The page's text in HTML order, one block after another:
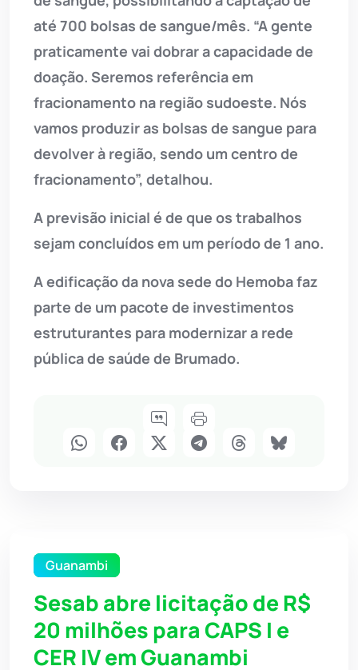
até 700 bolsas de sangue/mês. “A gente
praticamente vai dobrar a capacidade de
doação. Seremos referência em
fracionamento na região sudoeste. Nós
vamos produzir as bolsas de sangue para
devolver à região, sendo um centro de
fracionamento”, detalhou.
A previsão inicial é de que os trabalhos
sejam concluídos em um período de 1 ano.
A edificação da nova sede do Hemoba faz
parte de um pacote de investimentos
estruturantes para modernizar a rede
pública de saúde de Brumado.
Guanambi
Sesab abre licitação de R$
20 milhões para CAPS I e
CER IV em Guanambi